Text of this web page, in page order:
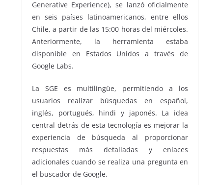
Generative Experience), se lanzó oficialmente
en seis países latinoamericanos, entre ellos
Chile, a partir de las 15:00 horas del miércoles.
Anteriormente, la herramienta estaba
disponible en Estados Unidos a través de
Google Labs.
La SGE es multilingüe, permitiendo a los
usuarios realizar búsquedas en español,
inglés, portugués, hindi y japonés. La idea
central detrás de esta tecnología es mejorar la
experiencia de búsqueda al proporcionar
respuestas más detalladas y enlaces
adicionales cuando se realiza una pregunta en
el buscador de Google.